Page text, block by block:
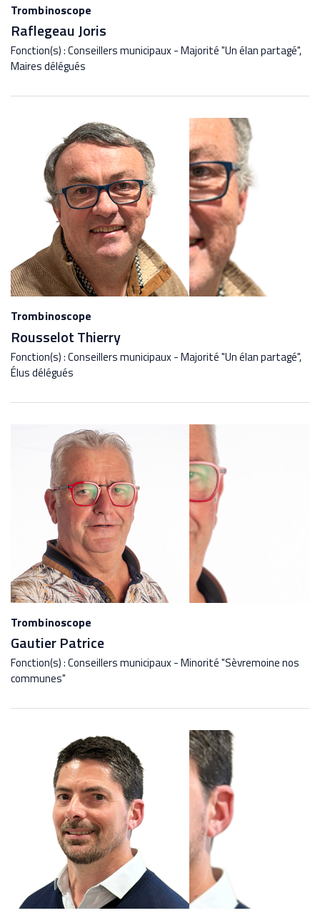
Trombinoscope
Raflegeau Joris
Fonction(s) : Conseillers municipaux - Majorité "Un élan partagé",
Maires délégués
Trombinoscope
Rousselot Thierry
Fonction(s) : Conseillers municipaux - Majorité "Un élan partagé",
Élus délégués
Trombinoscope
Gautier Patrice
Fonction(s) : Conseillers municipaux - Minorité "Sèvremoine nos
communes"